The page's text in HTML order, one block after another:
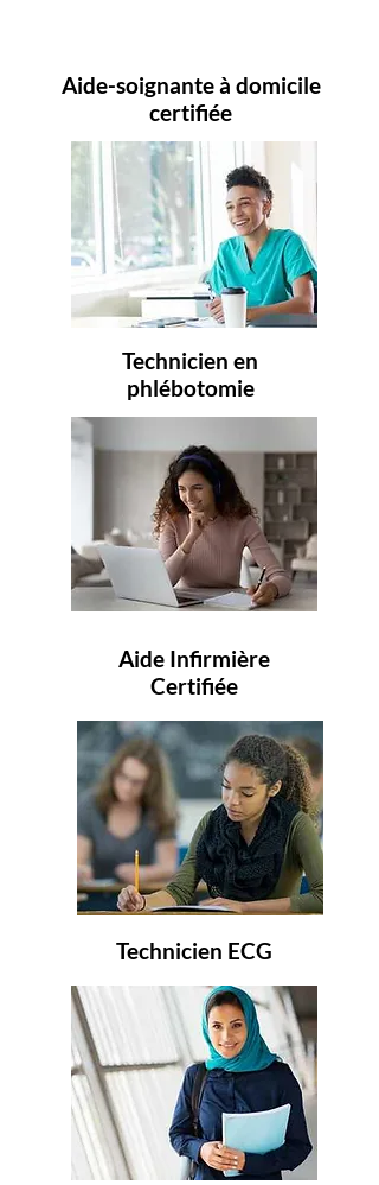
Aide-soignante à domicile
certifiée
Technicien en
phlébotomie
Aide Infirmière
Certifiée
Technicien ECG